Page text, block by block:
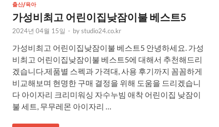
출산/육아
가성비최고 어린이집낮잠이불 베스트5
2024년 04월 15일 - bystudio24.co.kr
가성비최고 어린이집낮잠이불 베스트5 안녕하세요. 가성
비최고 어린이집낮잠이불 베스트5에 대해서 추천해드리
겠습니다.제품별 스펙과 가격대, 사용 후기까지 꼼꼼하게
비교해보며 현명한 구매 결정을 위해 도움을 드리겠습니
다 아이자리 크리미워싱 자수누빔 애착 어린이집 낮잠이
불 세트, 무무레몬 아이자리 …